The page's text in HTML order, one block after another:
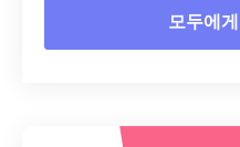
모두에
사전 설정에서 적용